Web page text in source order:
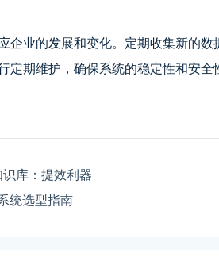
企业的发展和变化。定期收集新的数
定期维护，确保系统的稳定性和安
库：提效利器
统选型指南